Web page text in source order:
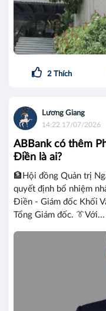
2 Thích
Lương Giang
14:22 17/07/2026
ABBank có thêm
Điền là ai?
🏦Hội đồng Quản trị
quyết định bổ nhiệm
Điền - Giám đốc Khối
Tổng Giám đốc. 👔Với...